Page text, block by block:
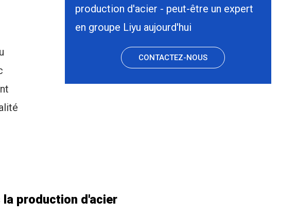
production d'acier - peut-être un expert
en groupe Liyu aujourd'hui
CONTACTEZ-NOUS
production d'acier